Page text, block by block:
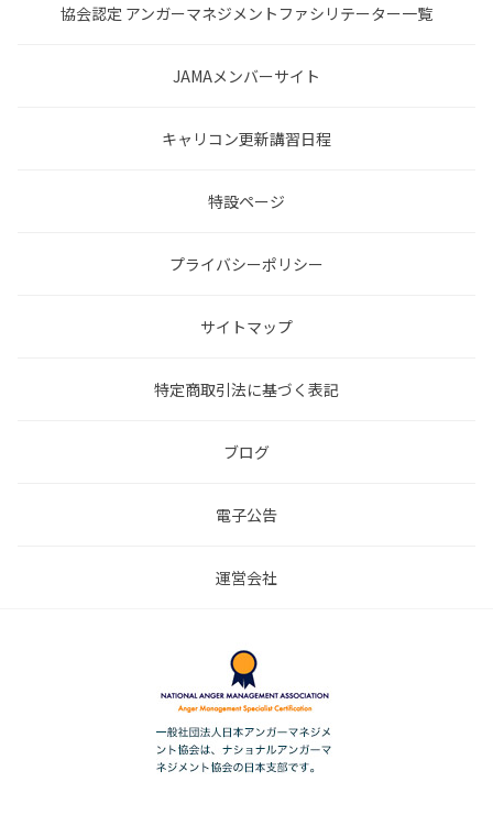
協会認定 アンガーマネジメントファシリテーター一覧
JAMAメンバーサイト
キャリコン更新講習日程
特設ページ
プライバシーポリシー
サイトマップ
特定商取引法に基づく表記
ブログ
電子公告
運営会社